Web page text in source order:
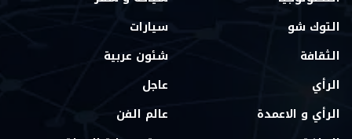
التوك شو
الثقافة
الرأي
الرأي و الاعمدة
سيارات
شئون عربية
عاجل
عالم الفن